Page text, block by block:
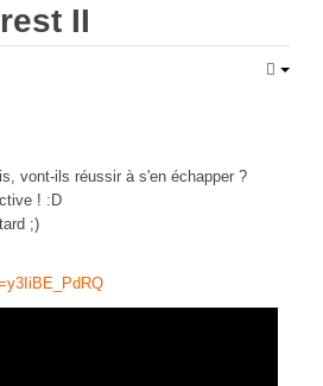
II
vont-ils réussir à s'en échapper ?
! :D
;)